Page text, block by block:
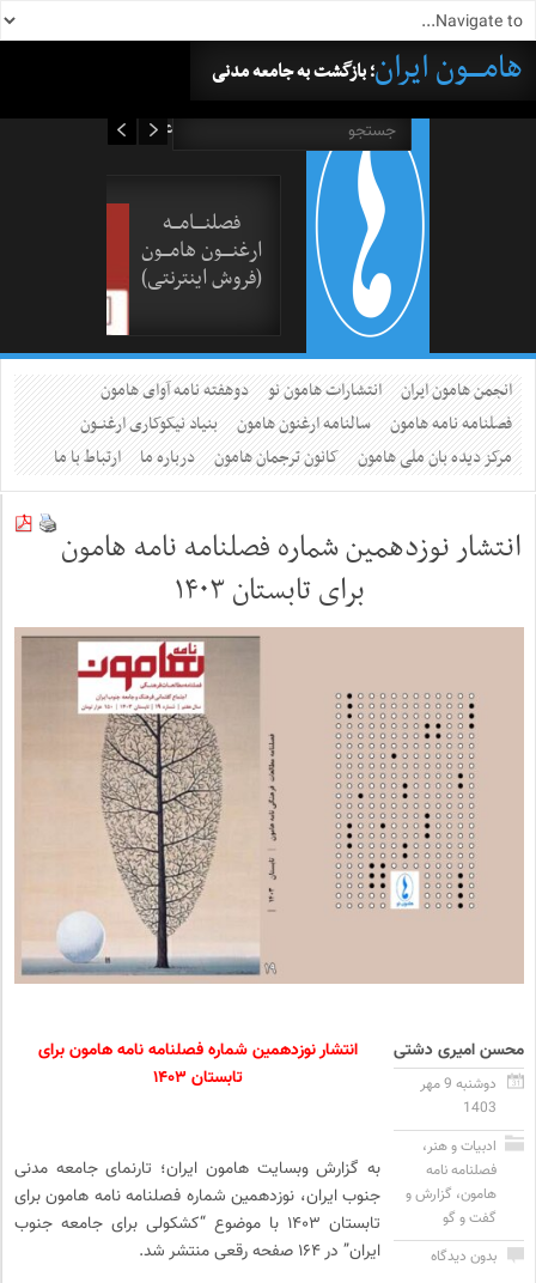
هامــــون ایران؛ بازگشت به جامعه مدنی
فصلنــــامـــه
ارغنــــون هامـــون
(فروش اینترنتی)
انجمن هامون ایران انتشارات هامون نو
دوهفته نامه آوای هامون
فصلنامه نامه هامون
سالنامه ارغنون هامون
بنیاد نیکوکاری ارغنــون
مرکز دیده بان ملی هامون
کانون ترجمان هامون درباره ما ارتباط با ما
انتشار نوزدهمین شماره فصلنامه نامه هامون
برای تابستان ۱۴۰۳
محسن امیری دشتی
دوشنبه 9 مهر
1403
ادبیات و هنر،
فصلنامه نامه
هامون، گزارش و
گفت و گو
بدون دیدگاه
انتشار نوزدهمین شماره فصلنامه نامه هامون برای
تابستان ۱۴۰۳
به گزارش وبسایت هامون ایران؛ تارنمای جامعه مدنی
جنوب ایران، نوزدهمین شماره فصلنامه نامه هامون برای
تابستان ۱۴۰۳ با موضوع “کشکولی برای جامعه جنوب
ایران” در ۱۶۴ صفحه رقعی منتشر شد.